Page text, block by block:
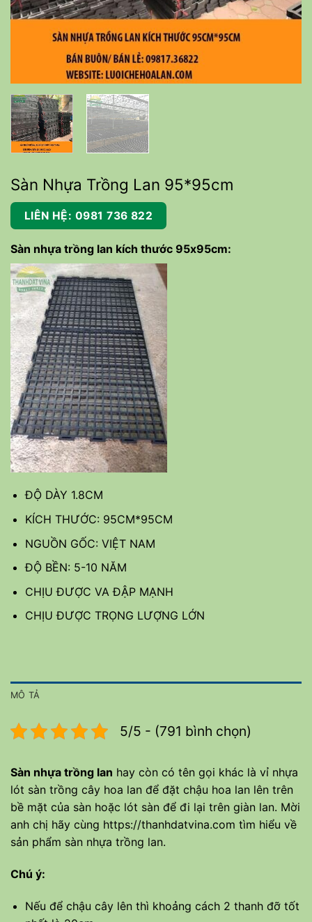
Sàn Nhựa Trồng Lan 95*95cm
LIÊN HỆ: 0981 736 822
Sàn nhựa trồng lan kích thước 95x95cm:
ĐỘ DÀY 1.8CM
KÍCH THƯỚC: 95CM*95CM
NGUỒN GỐC: VIỆT NAM
ĐỘ BỀN: 5-10 NĂM
CHỊU ĐƯỢC VA ĐẬP MẠNH
CHỊU ĐƯỢC TRỌNG LƯỢNG LỚN
MÔ TẢ
5/5 - (791 bình chọn)
Sàn nhựa trồng lan hay còn có tên gọi khác là vỉ nhựa
lót sàn trồng cây hoa lan để đặt chậu hoa lan lên trên
bề mặt của sàn hoặc lót sàn để đi lại trên giàn lan. Mời
anh chị hãy cùng https://thanhdatvina.com tìm hiểu về
sản phẩm sàn nhựa trồng lan.
Chú ý:
Nếu để chậu cây lên thì khoảng cách 2 thanh đỡ tốt